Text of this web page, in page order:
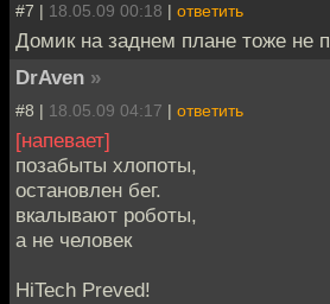
#7 | 18.05.09 00:18 | ответить
Домик на заднем плане тоже не
DrAven »
#8 | 18.05.09 04:17 | ответить
[напевает]
позабыты хлопоты,
остановлен бег.
вкалывают роботы,
а не человек
HiTech Preved!